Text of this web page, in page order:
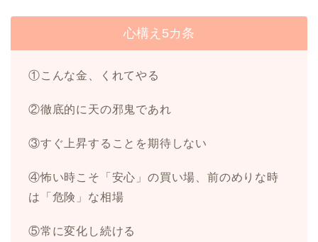
心構え5カ条
①こんな金、くれてやる
②徹底的に天の邪鬼であれ
③すぐ上昇することを期待しない
④怖い時こそ「安心」の買い場、前のめりな時
は「危険」な相場
⑤常に変化し続ける